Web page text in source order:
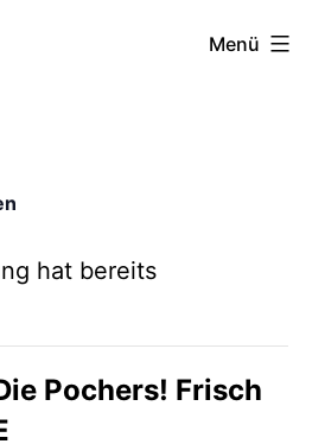
Menü
hat bereits
Pochers! Frisch